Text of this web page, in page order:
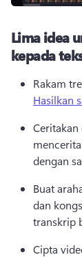
Lima idea
kepada
Rakam
Hasilkan
Ceritakan
dengan
Buat
dan
transkrip
Cipta